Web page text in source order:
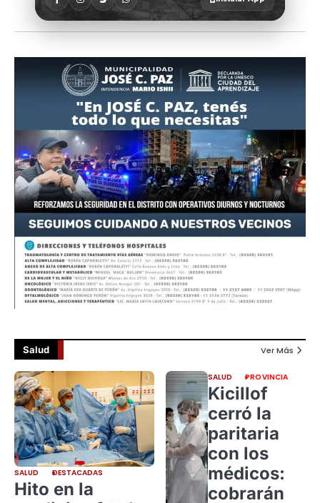
Salud Ver Más
SALUD DESTACADAS
Hito en la
SALUD PROVINCIA
Kicillof
cerró la
paritaria
con los
médicos:
cobrarán